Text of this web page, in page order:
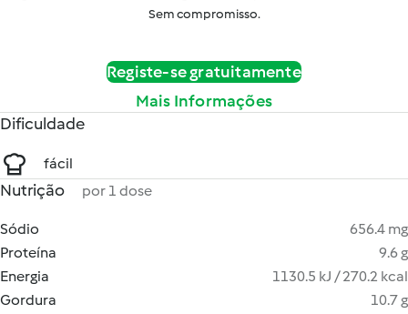
Sem compromisso.
Registe-se gratuitamente
Mais Informações
Dificuldade
fácil
Nutrição por 1 dose
Sódio
656.4 mg
Proteína
9.6 g
Energia
1130.5 kJ / 270.2 kcal
Gordura
10.7 g